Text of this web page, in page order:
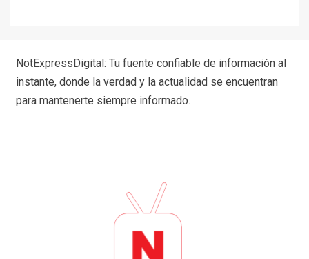
NotExpressDigital: Tu fuente confiable de información al
instante, donde la verdad y la actualidad se encuentran
para mantenerte siempre informado.